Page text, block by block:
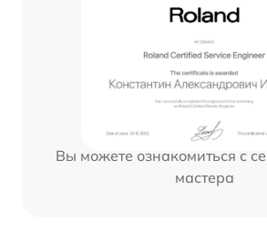
Вы можете ознакомиться с
мастера